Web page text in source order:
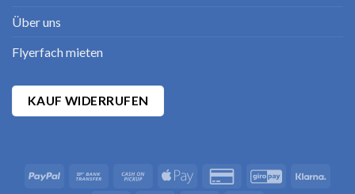
Über uns
Flyerfach mieten
KAUF WIDERRUFEN